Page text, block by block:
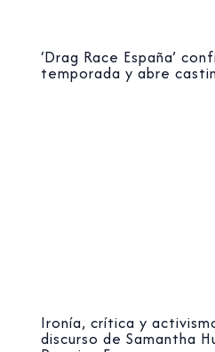
‘Drag Race España’
temporada y abre
Ironía, crítica y
discurso de Samantha